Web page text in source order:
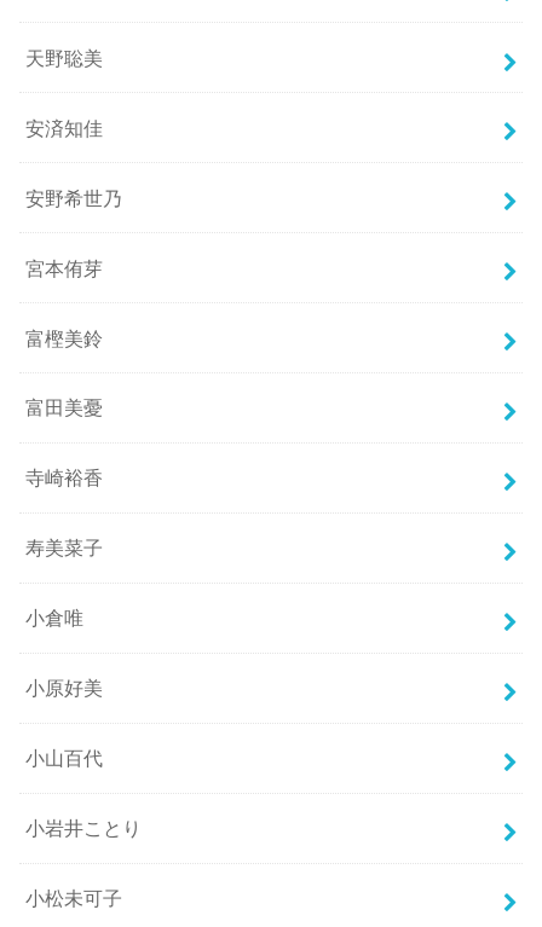
天野聡美
安済知佳
安野希世乃
宮本侑芽
富樫美鈴
富田美憂
寺崎裕香
寿美菜子
小倉唯
小原好美
小山百代
小岩井ことり
小松未可子